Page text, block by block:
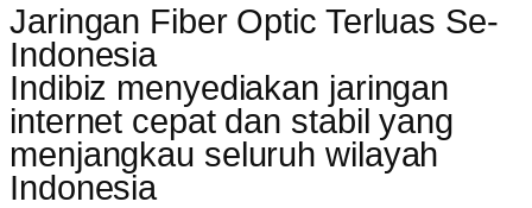
Jaringan Fiber Optic Terluas Se-
Indonesia
Indibiz menyediakan jaringan
internet cepat dan stabil yang
menjangkau seluruh wilayah
Indonesia